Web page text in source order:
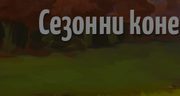
Сезонни коне